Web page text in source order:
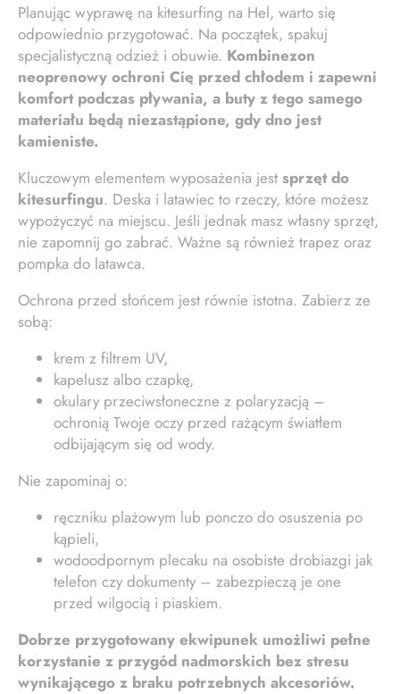
Planując wyprawę na kitesurfing na Hel, warto się
odpowiednio przygotować. Na początek, spakuj
specjalistyczną odzież i obuwie. Kombinezon
neoprenowy ochroni Cię przed chłodem i zapewni
komfort podczas pływania, a buty z tego samego
materiału będą niezastąpione, gdy dno jest
kamieniste.
Kluczowym elementem wyposażenia jest sprzęt do
kitesurfingu. Deska i latawiec to rzeczy, które możesz
wypożyczyć na miejscu. Jeśli jednak masz własny sprzęt,
nie zapomnij go zabrać. Ważne są również trapez oraz
pompka do latawca.
Ochrona przed słońcem jest równie istotna. Zabierz ze
sobą:
krem z filtrem UV,
kapelusz albo czapkę,
okulary przeciwsłoneczne z polaryzacją –
ochronią Twoje oczy przed rażącym światłem
odbijającym się od wody.
Nie zapominaj o:
ręczniku plażowym lub ponczo do osuszenia po
kąpieli,
wodoodpornym plecaku na osobiste drobiazgi jak
telefon czy dokumenty – zabezpieczą je one
przed wilgocią i piaskiem.
Dobrze przygotowany ekwipunek umożliwi pełne
korzystanie z przygód nadmorskich bez stresu
wynikającego z braku potrzebnych akcesoriów.